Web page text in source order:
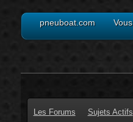
pneuboat.com Vous
Les Forums Sujets Actifs